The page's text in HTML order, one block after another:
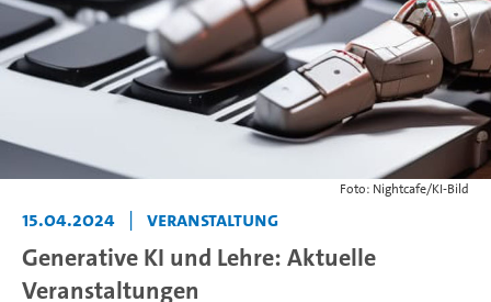
Foto: Nightcafe/KI-Bild
15.04.2024 | Veranstaltung
Generative KI und Lehre: Aktuelle
Veranstaltungen